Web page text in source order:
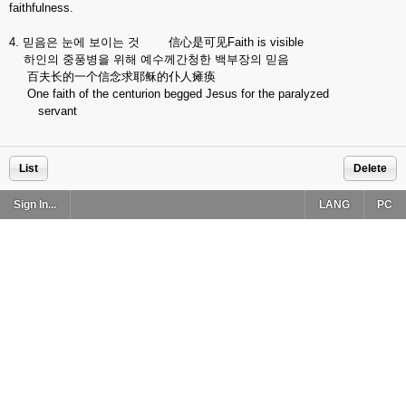
faithfulness.
4. 믿음은 눈에 보이는 것 信心是可见Faith is visible
하인의 중풍병을 위해 예수께간청한 백부장의 믿음
百夫长的一个信念求耶稣的仆人瘫痪
One faith of the centurion begged Jesus for the paralyzed
servant
List Delete
Sign In... PC
LANG